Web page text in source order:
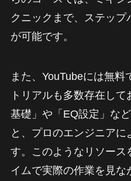
クニックまで、ステップ
が可能です。
また、YouTubeには無
トリアルも多数存在し
基礎」や「EQ設定」な
と、プロのエンジニアに
す。このようなリソース
イムで実際の作業を見